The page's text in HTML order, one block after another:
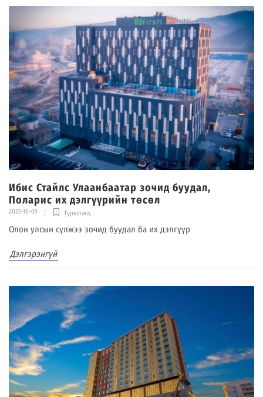
Ибис Стайлс Улаанбаатар зочид буудал,
Поларис их дэлгүүрийн төсөл
2022-10-05 Туршлага
Олон улсын сүлжээ зочид буудал ба их дэлгүүр
Дэлгэрэнгүй